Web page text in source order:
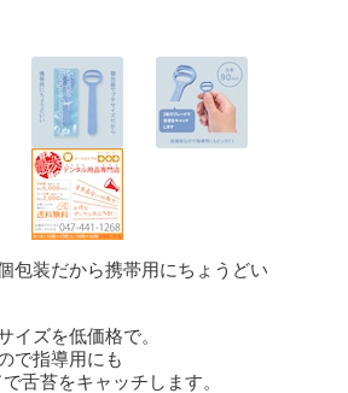
包装だから携帯用にちょうどい
イズを低価格で。
で指導用にも
舌苔をキャッチします。